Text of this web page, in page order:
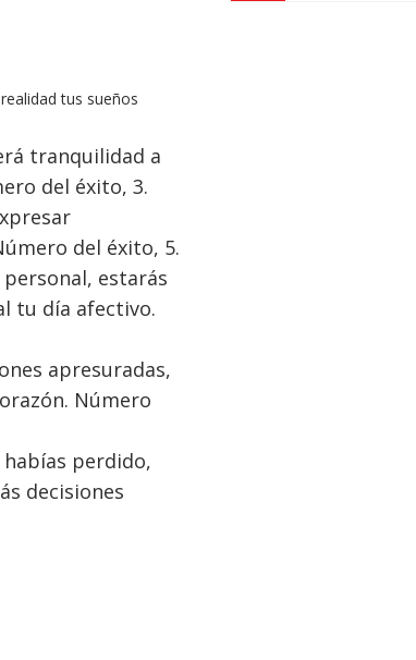
tus sueños
tranquilidad a
del éxito, 3.
del éxito, 5.
estarás
tu día afectivo.
apresuradas,
Número
perdido,
decisiones